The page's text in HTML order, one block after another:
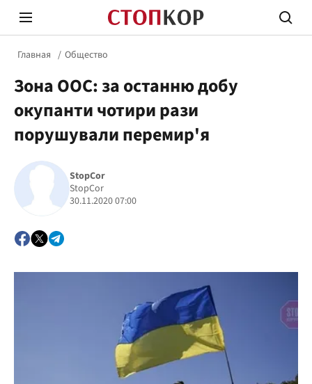
Стоп Политической Коррупции
Главная Общество
Зона ООС: за останню добу
окупанти чотири рази
порушували перемир'я
StopCor
StopCor
30.11.2020 07:00